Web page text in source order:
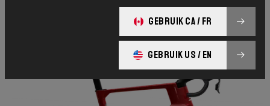
Noah Fast Force AXS NF301Bs(M)
GEBRUIK CA / FR
GEBRUIK US / EN